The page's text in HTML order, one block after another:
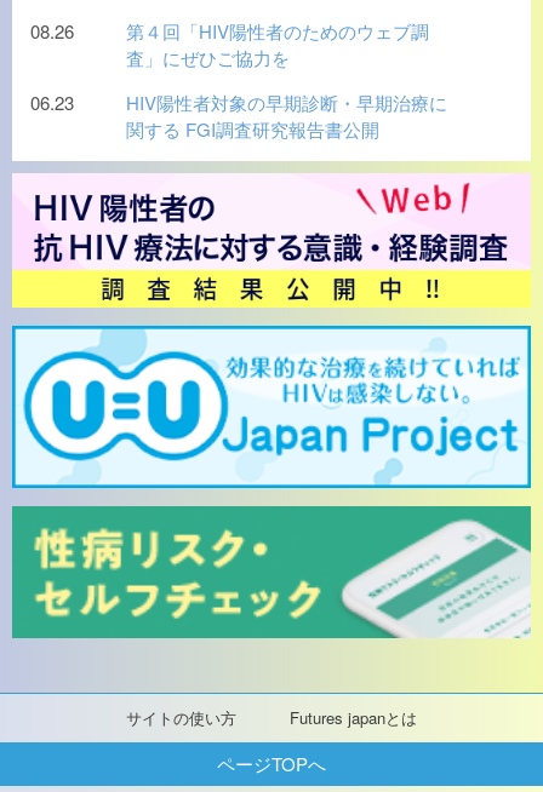
サイトの使い方 Futures japanとは
08.26
第４回「HIV陽性者のためのウェブ調
査」にぜひご協力を
06.23
HIV陽性者対象の早期診断・早期治療に
関する FGI調査研究報告書公開
ページTOPへ